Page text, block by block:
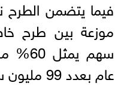
سهم
عام بعدد 99 مليون سهم يمثل 40%.